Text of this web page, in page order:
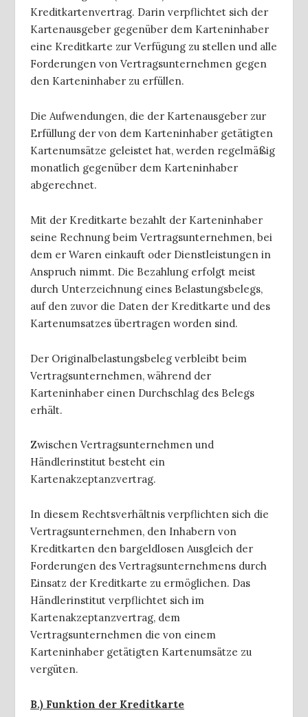
Kreditkartenvertrag. Darin verpflichtet sich der
Kartenausgeber gegenüber dem Karteninhaber
eine Kreditkarte zur Verfügung zu stellen und alle
Forderungen von Vertragsunternehmen gegen
den Karteninhaber zu erfüllen.
Die Aufwendungen, die der Kartenausgeber zur
Erfüllung der von dem Karteninhaber getätigten
Kartenumsätze geleistet hat, werden regelmäßig
monatlich gegenüber dem Karteninhaber
abgerechnet.
Mit der Kreditkarte bezahlt der Karteninhaber
seine Rechnung beim Vertragsunternehmen, bei
dem er Waren einkauft oder Dienstleistungen in
Anspruch nimmt. Die Bezahlung erfolgt meist
durch Unterzeichnung eines Belastungsbelegs,
auf den zuvor die Daten der Kreditkarte und des
Kartenumsatzes übertragen worden sind.
Der Originalbelastungsbeleg verbleibt beim
Vertragsunternehmen, während der
Karteninhaber einen Durchschlag des Belegs
erhält.
Zwischen Vertragsunternehmen und
Händlerinstitut besteht ein
Kartenakzeptanzvertrag.
In diesem Rechtsverhältnis verpflichten sich die
Vertragsunternehmen, den Inhabern von
Kreditkarten den bargeldlosen Ausgleich der
Forderungen des Vertragsunternehmens durch
Einsatz der Kreditkarte zu ermöglichen. Das
Händlerinstitut verpflichtet sich im
Kartenakzeptanzvertrag, dem
Vertragsunternehmen die von einem
Karteninhaber getätigten Kartenumsätze zu
vergüten.
B.) Funktion der Kreditkarte